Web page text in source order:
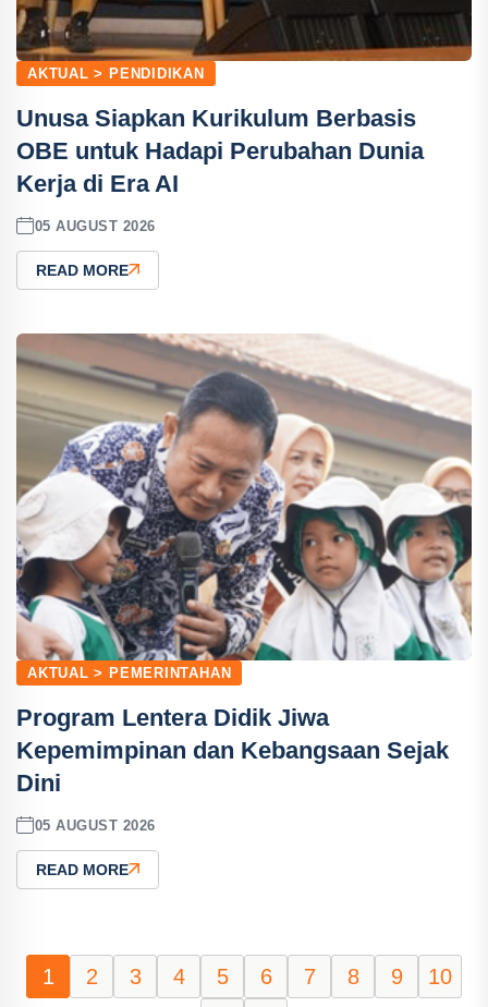
AKTUAL > PENDIDIKAN
Unusa Siapkan Kurikulum Berbasis
OBE untuk Hadapi Perubahan Dunia
Kerja di Era AI
05 AUGUST 2026
READ MORE
AKTUAL > PEMERINTAHAN
Program Lentera Didik Jiwa
Kepemimpinan dan Kebangsaan Sejak
Dini
05 AUGUST 2026
READ MORE
1 2 3 4 5 6 7 8 9
10